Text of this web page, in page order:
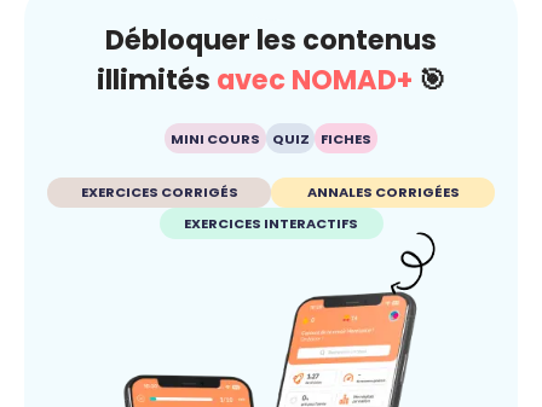
Débloquer les contenus
illimités avec NOMAD+ 🎯
MINI COURS QUIZ FICHES
EXERCICES CORRIGÉS
ANNALES CORRIGÉES
EXERCICES INTERACTIFS